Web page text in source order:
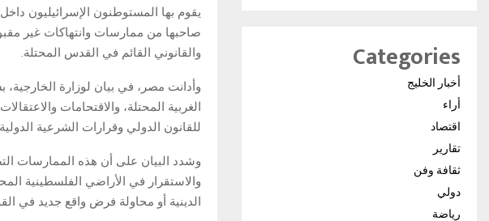
يقوم بها المستوطنون الإسرائيليون
صاحبها من ممارسات وانتهاكات غير
والقانوني القائم في القدس المحتلة.
وأدانت مصر، في بيان لوزارة
الغربية المحتلة، والاقتحامات
للقانون الدولي وقرارات الشرعية
وشدد البيان على أن هذه الممارسات
والاستقرار في الأراضي الفلسطينية
الدينية أو محاولة فرض واقع جديد في
Categories
أخبار الخليج
أراء
اقتصاد
تقارير
ثقافة وفن
دولي
رياضة